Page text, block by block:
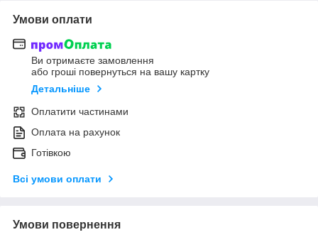
Умови оплати
Ви отримаєте замовлення
або гроші повернуться на вашу картку
Детальніше
Оплатити частинами
Оплата на рахунок
Готівкою
Всі умови оплати
Умови повернення